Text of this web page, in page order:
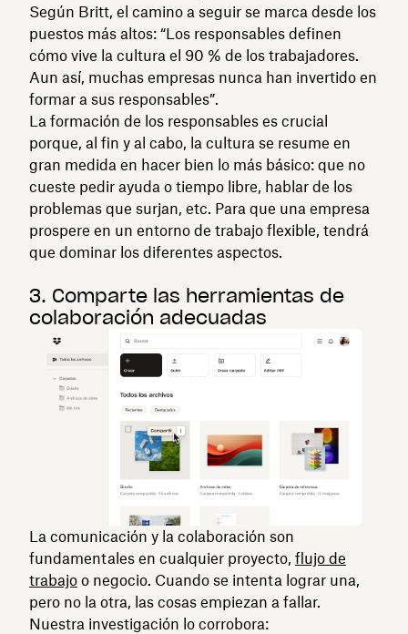
Según Britt, el camino a seguir se marca desde los
puestos más altos: “Los responsables definen
cómo vive la cultura el 90 % de los trabajadores.
Aun así, muchas empresas nunca han invertido en
formar a sus responsables”.
La formación de los responsables es crucial
porque, al fin y al cabo, la cultura se resume en
gran medida en hacer bien lo más básico: que no
cueste pedir ayuda o tiempo libre, hablar de los
problemas que surjan, etc. Para que una empresa
prospere en un entorno de trabajo flexible, tendrá
que dominar los diferentes aspectos.
3. Comparte las herramientas de
colaboración adecuadas
La comunicación y la colaboración son
fundamentales en cualquier proyecto, flujo de
trabajo o negocio. Cuando se intenta lograr una,
pero no la otra, las cosas empiezan a fallar.
Nuestra investigación lo corrobora: